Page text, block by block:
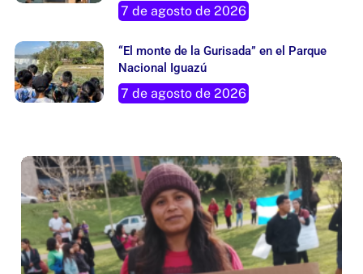
Nacional Iguazú
7 de agosto de 2026